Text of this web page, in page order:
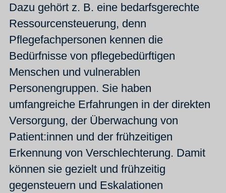
Dazu gehört z. B. eine bedarfsgerechte
Ressourcensteuerung, denn
Pflegefachpersonen kennen die
Bedürfnisse von pflegebedürftigen
Menschen und vulnerablen
Personengruppen. Sie haben
umfangreiche Erfahrungen in der direkten
Versorgung, der Überwachung von
Patient:innen und der frühzeitigen
Erkennung von Verschlechterung. Damit
können sie gezielt und frühzeitig
gegensteuern und Eskalationen